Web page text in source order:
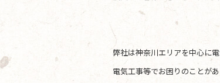
弊社は神奈川エリアを中心に
電気工事等でお困りのことが